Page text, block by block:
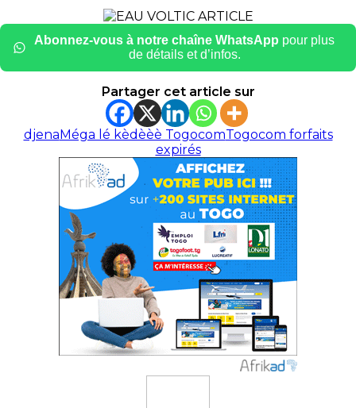
Abonnez-vous à notre chaîne WhatsApp pour plus
de détails et d’infos.
Partager cet article sur
djenaMéga lé kèdèèè TogocomTogocom forfaits
expirés